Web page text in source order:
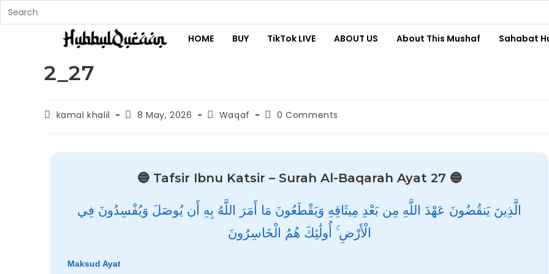
HOME BUY TikTok LIVE ABOUT US About This Mushaf Sahabat
2_27
kamal khalil 8 May, 2026 Waqaf 0 Comments
🔵 Tafsir Ibnu Katsir – Surah Al-Baqarah Ayat 27 🔵
الَّذِينَ يَنقُضُونَ عَهْدَ اللَّهِ مِن بَعْدِ مِيثَاقِهِ وَيَقْطَعُونَ مَا أَمَرَ اللَّهُ بِهِ أَن يُوصَلَ وَيُفْسِدُونَ فِي
الْأَرْضِ ۚ أُولَٰئِكَ هُمُ الْخَاسِرُونَ
Maksud Ayat